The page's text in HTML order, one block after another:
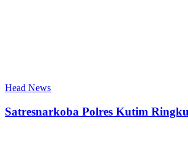
Head News
Satresnarkoba Polres Kutim